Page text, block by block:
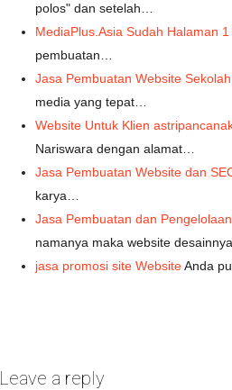
polos" dan setelah…
MediaPlus.Asia Sudah Halaman
pembuatan…
Jasa Pembuatan Website
media yang tepat…
Website Untuk Klien
Nariswara dengan alamat…
Jasa Pembuatan Website dan
karya…
Jasa Pembuatan dan
namanya maka website
jasa promosi site WebsiteAnda
Leave a reply